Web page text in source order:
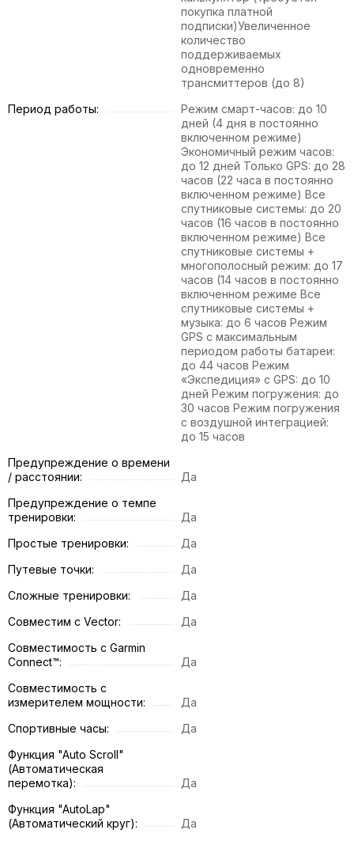
покупка платной
подписки)Увеличенное
количество
поддерживаемых
одновременно
трансмиттеров (до 8)
Период работы:
Режим смарт-часов: до 10
дней (4 дня в постоянно
включенном режиме)
Экономичный режим часов:
до 12 дней Только GPS: до 28
часов (22 часа в постоянно
включенном режиме) Все
спутниковые системы: до 20
часов (16 часов в постоянно
включенном режиме) Все
спутниковые системы +
многополосный режим: до 17
часов (14 часов в постоянно
включенном режиме Все
спутниковые системы +
музыка: до 6 часов Режим
GPS с максимальным
периодом работы батареи:
до 44 часов Режим
«Экспедиция» с GPS: до 10
дней Режим погружения: до
30 часов Режим погружения
с воздушной интеграцией:
до 15 часов
Предупреждение о времени
/ расстоянии:
Да
Предупреждение о темпе
тренировки:
Да
Простые тренировки:
Да
Путевые точки:
Да
Сложные тренировки:
Да
Совместим с Vector:
Да
Совместимость с Garmin
Connect™:
Да
Совместимость с
измерителем мощности:
Да
Спортивные часы:
Да
Функция "Auto Scroll"
(Автоматическая
перемотка):
Да
Функция "AutoLap"
(Автоматический круг):
Да